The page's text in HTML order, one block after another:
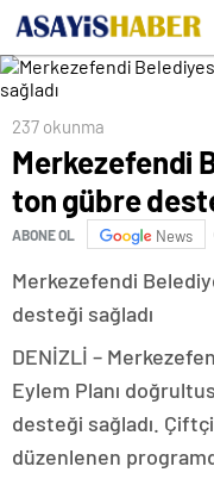
237 okunma
Merkezefendi
ton gübre
ABONE OL News
Merkezefendi
desteği sağladı
DENİZLİ –
Eylem Planı
desteği sağladı.
düzenlenen